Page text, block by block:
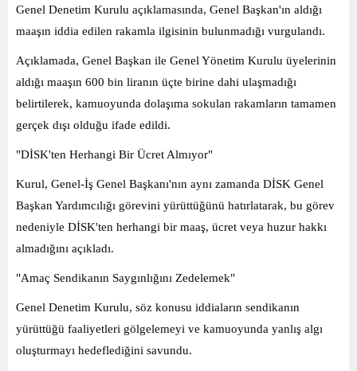
Genel Denetim Kurulu açıklamasında, Genel Başkan'ın aldığı
maaşın iddia edilen rakamla ilgisinin bulunmadığı vurgulandı.
Açıklamada, Genel Başkan ile Genel Yönetim Kurulu üyelerinin
aldığı maaşın 600 bin liranın üçte birine dahi ulaşmadığı
belirtilerek, kamuoyunda dolaşıma sokulan rakamların tamamen
gerçek dışı olduğu ifade edildi.
"DİSK'ten Herhangi Bir Ücret Almıyor"
Kurul, Genel-İş Genel Başkanı'nın aynı zamanda DİSK Genel
Başkan Yardımcılığı görevini yürüttüğünü hatırlatarak, bu görev
nedeniyle DİSK'ten herhangi bir maaş, ücret veya huzur hakkı
almadığını açıkladı.
"Amaç Sendikanın Saygınlığını Zedelemek"
Genel Denetim Kurulu, söz konusu iddiaların sendikanın
yürüttüğü faaliyetleri gölgelemeyi ve kamuoyunda yanlış algı
oluşturmayı hedeflediğini savundu.